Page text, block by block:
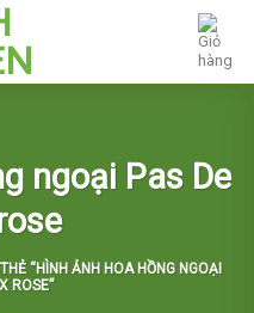
ngoại Pas De
“HÌNH ẢNH HOA HỒNG NGOẠI
ROSE”